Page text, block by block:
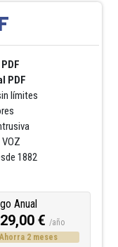
PDF
límites
1882
Anual
€ /año
Ahorra 2 meses